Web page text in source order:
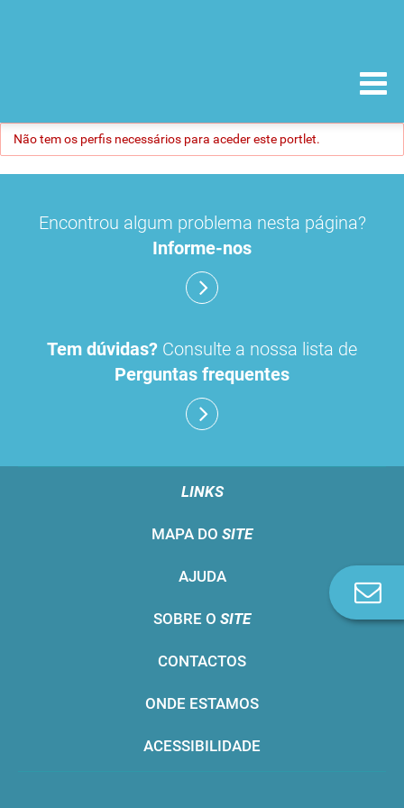
Não tem os perfis necessários para aceder este portlet.
Encontrou algum problema nesta página?
Informe-nos
Tem dúvidas? Consulte a nossa lista de
Perguntas frequentes
LINKS
MAPA DO SITE
AJUDA
SOBRE O SITE
CONTACTOS
ONDE ESTAMOS
ACESSIBILIDADE